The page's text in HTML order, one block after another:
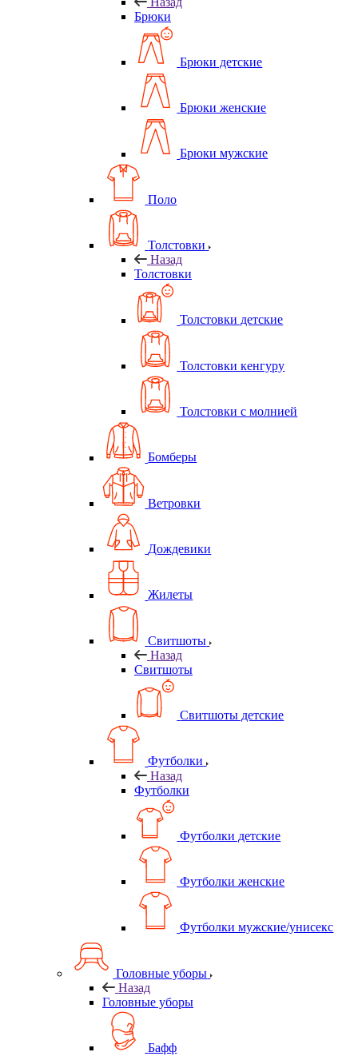
Брюки
Брюки детские
Брюки женские
Брюки мужские
Поло
Толстовки
Назад
Толстовки
Толстовки детские
Толстовки кенгуру
Толстовки с молнией
Бомберы
Ветровки
Дождевики
Жилеты
Свитшоты
Назад
Свитшоты
Свитшоты детские
Футболки
Назад
Футболки
Футболки детские
Футболки женские
Футболки мужские/унисекс
Головные уборы
Назад
Головные уборы
Бафф